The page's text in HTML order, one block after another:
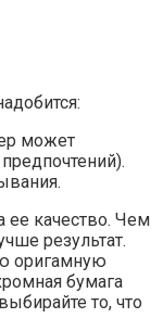
может
ее качество. Чем
результат.
оригамную
бумага
то, что